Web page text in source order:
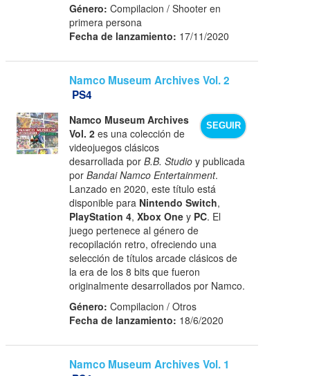
Género: Compilacion / Shooter en
primera persona
Fecha de lanzamiento: 17/11/2020
Namco Museum Archives Vol. 2
PS4
SEGUIR
Namco Museum Archives
Vol. 2 es una colección de
videojuegos clásicos
desarrollada porB.B. Studio y publicada
porBandai Namco Entertainment.
Lanzado en 2020, este título está
disponible para Nintendo Switch,
PlayStation 4,Xbox One y PC. El
juego pertenece al género de
recopilación retro, ofreciendo una
selección de títulos arcade clásicos de
la era de los 8 bits que fueron
originalmente desarrollados por Namco.
Género: Compilacion / Otros
Fecha de lanzamiento: 18/6/2020
Namco Museum Archives Vol. 1